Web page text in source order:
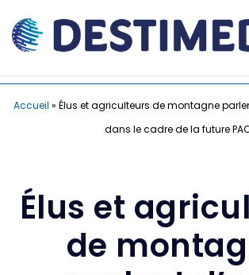
Accueil » Élus et agriculteurs de montagne
dans le cadre de la future
Élus et
de